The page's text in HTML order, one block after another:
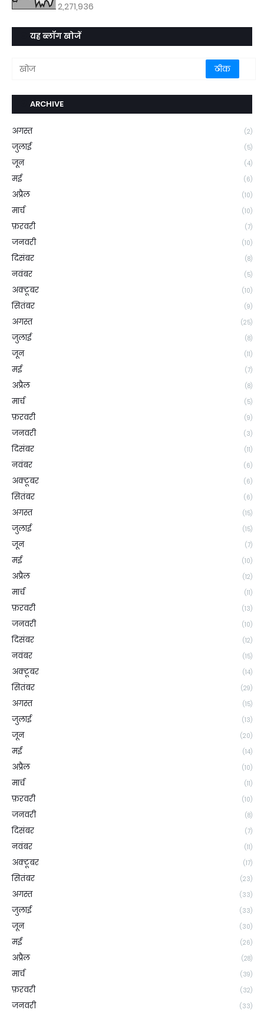
2,271,936
यह ब्लॉग खोजें
ARCHIVE
अगस्त (2)
जुलाई (5)
जून (4)
मई (6)
अप्रैल (10)
मार्च (10)
फ़रवरी (7)
जनवरी (10)
दिसंबर (8)
नवंबर (5)
अक्टूबर (10)
सितंबर (9)
अगस्त (25)
जुलाई (8)
जून (11)
मई (7)
अप्रैल (8)
मार्च (5)
फ़रवरी (9)
जनवरी (3)
दिसंबर (11)
नवंबर (6)
अक्टूबर (6)
सितंबर (6)
अगस्त (15)
जुलाई (15)
जून (7)
मई (10)
अप्रैल (12)
मार्च (11)
फ़रवरी (13)
जनवरी (10)
दिसंबर (12)
नवंबर (15)
अक्टूबर (14)
सितंबर (29)
अगस्त (15)
जुलाई (13)
जून (20)
मई (14)
अप्रैल (10)
मार्च (11)
फ़रवरी (10)
जनवरी (8)
दिसंबर (7)
नवंबर (11)
अक्टूबर (17)
सितंबर (23)
अगस्त (33)
जुलाई (33)
जून (30)
मई (26)
अप्रैल (28)
मार्च (39)
फ़रवरी (32)
जनवरी (33)